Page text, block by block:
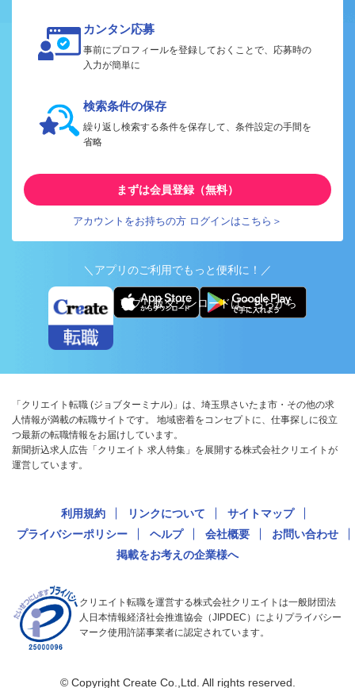
カンタン応募
事前にプロフィールを登録しておくことで、応募時の
入力が簡単に
検索条件の保存
繰り返し検索する条件を保存して、条件設定の手間を
省略
まずは会員登録（無料）
アカウントをお持ちの方 ログインはこちら＞
＼アプリのご利用でもっと便利に！／
アプリ版ダウンロードはこちらから
「クリエイト転職 (ジョブターミナル)」は、埼玉県さいたま市・その他の求
人情報が満載の転職サイトです。 地域密着をコンセプトに、仕事探しに役立
つ最新の転職情報をお届けしています。
新聞折込求人広告「クリエイト 求人特集」を展開する株式会社クリエイトが
運営しています。
利用規約 リンクについて
サイトマップ
プライバシーポリシー
ヘルプ 会社概要
お問い合わせ
掲載をお考えの企業様へ
クリエイト転職を運営する株式会社クリエイトは一般財団法
人日本情報経済社会推進協会（JIPDEC）によりプライバシー
マーク使用許諾事業者に認定されています。
© Copyright Create Co.,Ltd. All rights reserved.